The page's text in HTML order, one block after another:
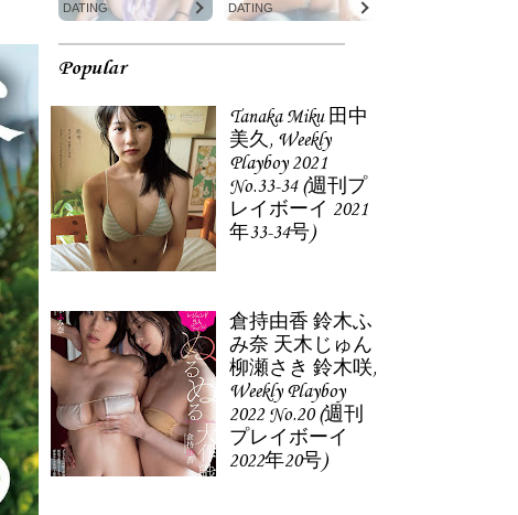
DATING DATING
Popular
Tanaka Miku 田中
美久, Weekly
Playboy 2021
No.33-34 (週刊プ
レイボーイ 2021
年33-34号)
倉持由香 鈴木ふ
み奈 天木じゅん
柳瀬さき 鈴木咲,
Weekly Playboy
2022 No.20 (週刊
プレイボーイ
2022年20号)